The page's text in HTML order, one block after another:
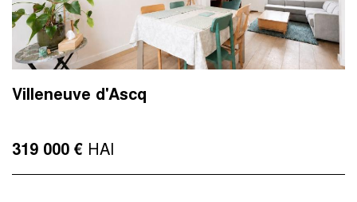
Villeneuve d'Ascq
319 000 € HAI